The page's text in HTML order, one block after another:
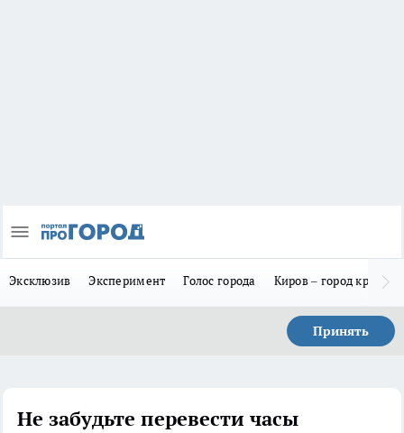
Эксклюзив Эксперимент Голос города Киров – город
Принять
Не забудьте перевести часы